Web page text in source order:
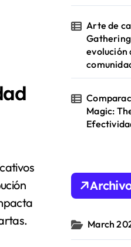
Arte de
evolución
Magic:
March